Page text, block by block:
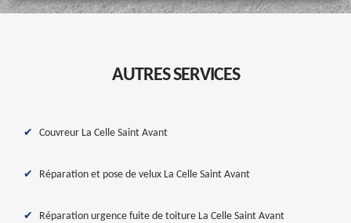
AUTRES SERVICES
Couvreur La Celle Saint Avant
Réparation et pose de velux La Celle Saint Avant
Réparation urgence fuite de toiture La Celle Saint Avant